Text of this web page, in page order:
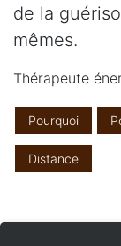
de la
mêmes.
Thérapeute
Pourquoi
Distance